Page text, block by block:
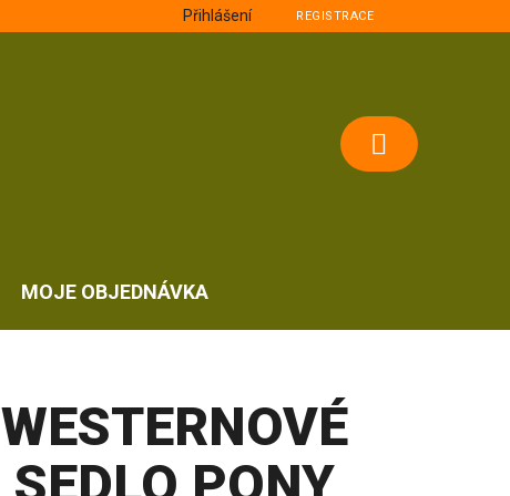
Přihlášení REGISTRACE
NÁKUPNÍ
MOJE OBJEDNÁVKA
WESTERNOVÉ